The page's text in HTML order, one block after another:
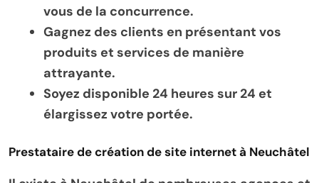
vous de la concurrence.
Gagnez des clients en présentant vos
produits et services de manière
attrayante.
Soyez disponible 24 heures sur 24 et
élargissez votre portée.
Prestataire de création de site internet à Neuchâtel